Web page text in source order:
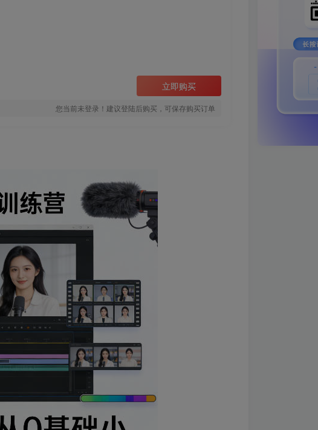
立即购买
您当前未登录！建议登陆后购买，可保存购买订单